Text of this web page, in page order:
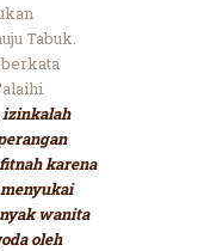
Tabuk.
berkata
izinkalah
karena
wanita
oleh